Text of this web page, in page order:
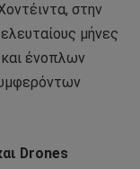
στην
μήνες
ένοπλων
Drones